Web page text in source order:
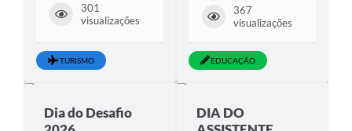
301
visualizações
TURISMO
367
visualizações
EDUCAÇÃO
Dia do Desafio
DIA DO